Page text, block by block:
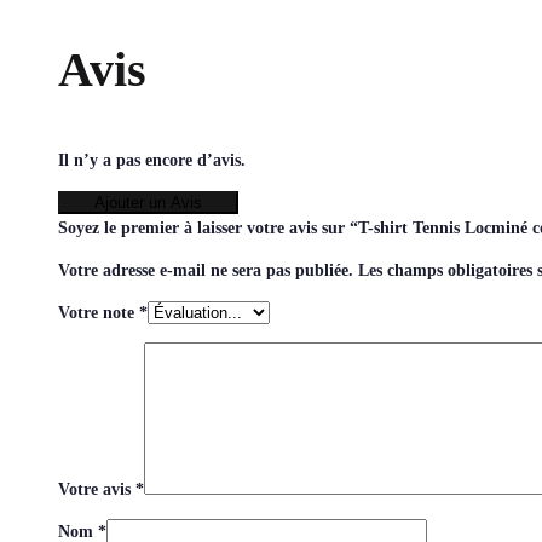
Avis
Il n’y a pas encore d’avis.
Soyez le premier à laisser votre avis sur “T-shirt Tennis Locminé
Votre adresse e-mail ne sera pas publiée. Les champs obligatoires
Votre note *
Votre avis *
Nom *